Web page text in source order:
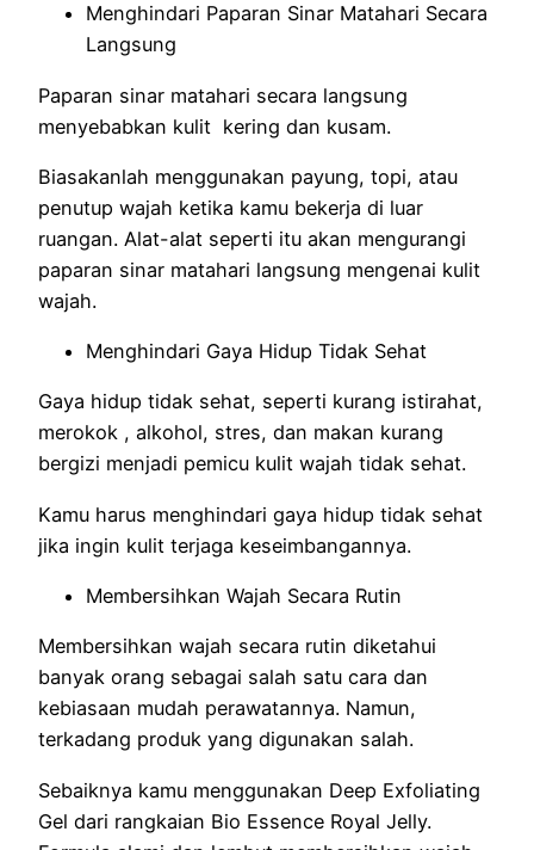
Menghindari Paparan Sinar Matahari Secara
Langsung
Paparan sinar matahari secara langsung
menyebabkan kulit kering dan kusam.
Biasakanlah menggunakan payung, topi, atau
penutup wajah ketika kamu bekerja di luar
ruangan. Alat-alat seperti itu akan mengurangi
paparan sinar matahari langsung mengenai kulit
wajah.
Menghindari Gaya Hidup Tidak Sehat
Gaya hidup tidak sehat, seperti kurang istirahat,
merokok , alkohol, stres, dan makan kurang
bergizi menjadi pemicu kulit wajah tidak sehat.
Kamu harus menghindari gaya hidup tidak sehat
jika ingin kulit terjaga keseimbangannya.
Membersihkan Wajah Secara Rutin
Membersihkan wajah secara rutin diketahui
banyak orang sebagai salah satu cara dan
kebiasaan mudah perawatannya. Namun,
terkadang produk yang digunakan salah.
Sebaiknya kamu menggunakan Deep Exfoliating
Gel dari rangkaian Bio Essence Royal Jelly.